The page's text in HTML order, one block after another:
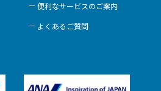
便利なサービスのご案内
よくあるご質問